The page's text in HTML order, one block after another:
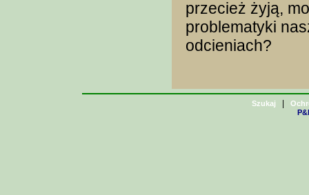
przecież żyją,
problematyki
odcieniach?
Szukaj